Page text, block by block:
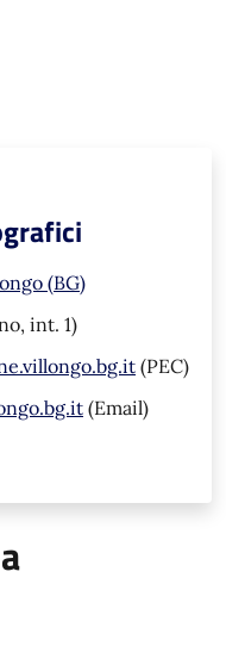
(BG)
int. 1)
(PEC)
(Email)